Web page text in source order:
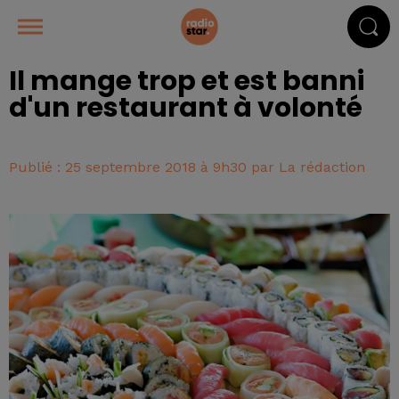
Il mange trop et est banni
d'un restaurant à volonté
Publié : 25 septembre 2018 à 9h30 par La rédaction